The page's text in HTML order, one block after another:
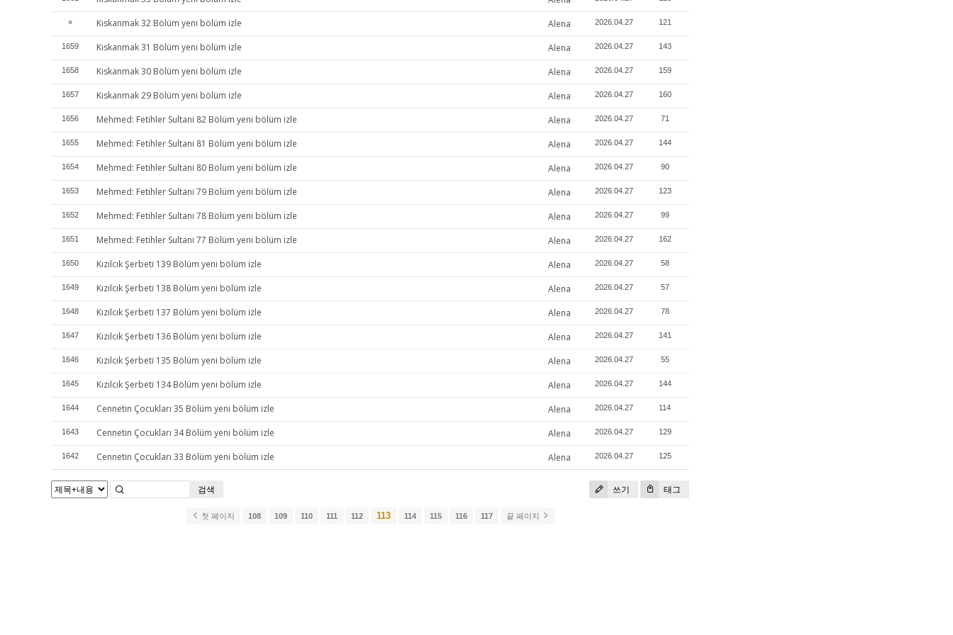
» Kıskanmak 32 Bölüm yeni bölüm izle Alena 2026.04.27 121
1659 Kıskanmak 31 Bölüm yeni bölüm izle Alena 2026.04.27 143
1658 Kıskanmak 30 Bölüm yeni bölüm izle Alena 2026.04.27 159
1657 Kıskanmak 29 Bölüm yeni bölüm izle Alena 2026.04.27 160
1656 Mehmed: Fetihler Sultani 82 Bölüm yeni bölüm izle Alena 2026.04.27 71
1655 Mehmed: Fetihler Sultani 81 Bölüm yeni bölüm izle Alena 2026.04.27 144
1654 Mehmed: Fetihler Sultani 80 Bölüm yeni bölüm izle Alena 2026.04.27 90
1653 Mehmed: Fetihler Sultani 79 Bölüm yeni bölüm izle Alena 2026.04.27 123
1652 Mehmed: Fetihler Sultani 78 Bölüm yeni bölüm izle Alena 2026.04.27 99
1651 Mehmed: Fetihler Sultani 77 Bölüm yeni bölüm izle Alena 2026.04.27 162
1650 Kızılcık Şerbeti 139 Bölüm yeni bölüm izle Alena 2026.04.27 58
1649 Kızılcık Şerbeti 138 Bölüm yeni bölüm izle Alena 2026.04.27 57
1648 Kızılcık Şerbeti 137 Bölüm yeni bölüm izle Alena 2026.04.27 78
1647 Kızılcık Şerbeti 136 Bölüm yeni bölüm izle Alena 2026.04.27 141
1646 Kızılcık Şerbeti 135 Bölüm yeni bölüm izle Alena 2026.04.27 55
1645 Kızılcık Şerbeti 134 Bölüm yeni bölüm izle Alena 2026.04.27 144
1644 Cennetin Çocukları 35 Bölüm yeni bölüm izle Alena 2026.04.27 114
1643 Cennetin Çocukları 34 Bölüm yeni bölüm izle Alena 2026.04.27 129
1642 Cennetin Çocukları 33 Bölüm yeni bölüm izle Alena 2026.04.27 125
쓰기 태그
검색
첫 페이지 108 109 110 111 112 113 114 115 116 117 끝 페이지